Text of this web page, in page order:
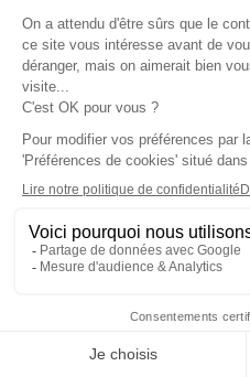
aux trajets quotidiens
routiers occasionnels,
100 ch, plus limité lorsque
Son entretien doit
respect des intervalles de
huile conforme aux
de la courroie de
également être
exemplaires antérieurs au
Agrément adapté à la ville